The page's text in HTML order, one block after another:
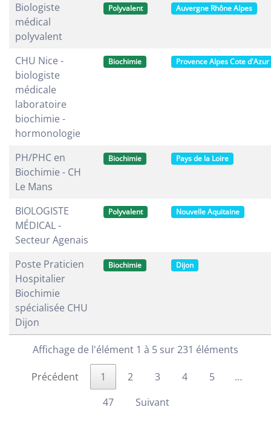
Biologiste
médical
polyvalent
Polyvalent Auvergne Rhône Alpes
CHU Nice -
biologiste
médicale
laboratoire
biochimie -
hormonologie
Biochimie Provence Alpes Cote d'Azur
PH/PHC en
Biochimie - CH
Le Mans
Biochimie Pays de la Loire
BIOLOGISTE
MÉDICAL -
Secteur Agenais
Polyvalent Nouvelle Aquitaine
Poste Praticien
Hospitalier
Biochimie
spécialisée CHU
Dijon
Biochimie Dijon
Affichage de l'élément 1 à 5 sur 231 éléments
Précédent 1 2 3 4 5
…
47
Suivant